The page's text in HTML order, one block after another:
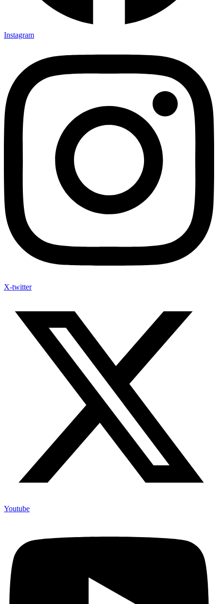
Instagram
X-twitter
Youtube